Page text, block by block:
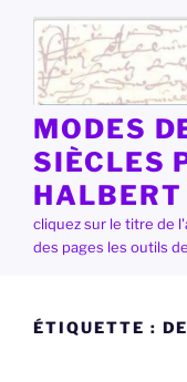
contenu
principal
MODES
SIÈCLES
HALBERT
cliquez sur le titre de
des pages les outils
ÉTIQUETTE :